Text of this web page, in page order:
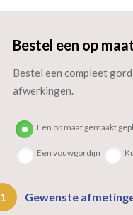
Bestel een op
Bestel een compleet
afwerkingen.
Een op maat gemaakt
Een vouwgordijn
1 Gewenste